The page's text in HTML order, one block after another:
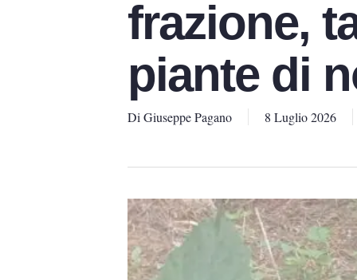
frazione,
piante di
Di Giuseppe Pagano 8 Luglio 2026